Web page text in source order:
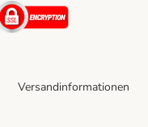
Security
Versandinformationen